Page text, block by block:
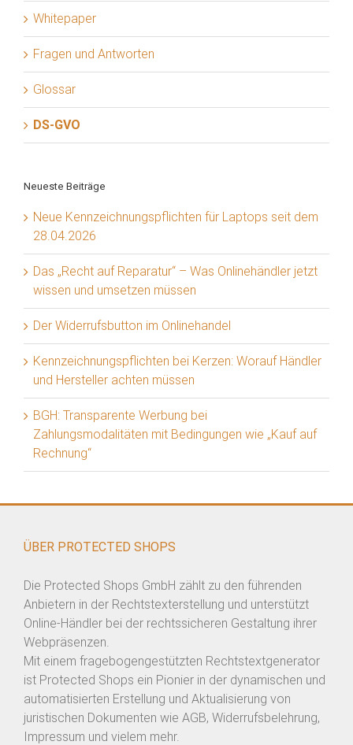
Whitepaper
Fragen und Antworten
Glossar
DS-GVO
Neueste Beiträge
Neue Kennzeichnungspflichten für Laptops seit dem
28.04.2026
Das „Recht auf Reparatur“ – Was Onlinehändler jetzt
wissen und umsetzen müssen
Der Widerrufsbutton im Onlinehandel
Kennzeichnungspflichten bei Kerzen: Worauf Händler
und Hersteller achten müssen
BGH: Transparente Werbung bei
Zahlungsmodalitäten mit Bedingungen wie „Kauf auf
Rechnung“
ÜBER PROTECTED SHOPS
Die Protected Shops GmbH zählt zu den führenden
Anbietern in der Rechtstexterstellung und unterstützt
Online-Händler bei der rechtssicheren Gestaltung ihrer
Webpräsenzen.
Mit einem fragebogengestützten Rechtstextgenerator
ist Protected Shops ein Pionier in der dynamischen und
automatisierten Erstellung und Aktualisierung von
juristischen Dokumenten wie AGB, Widerrufsbelehrung,
Impressum und vielem mehr.